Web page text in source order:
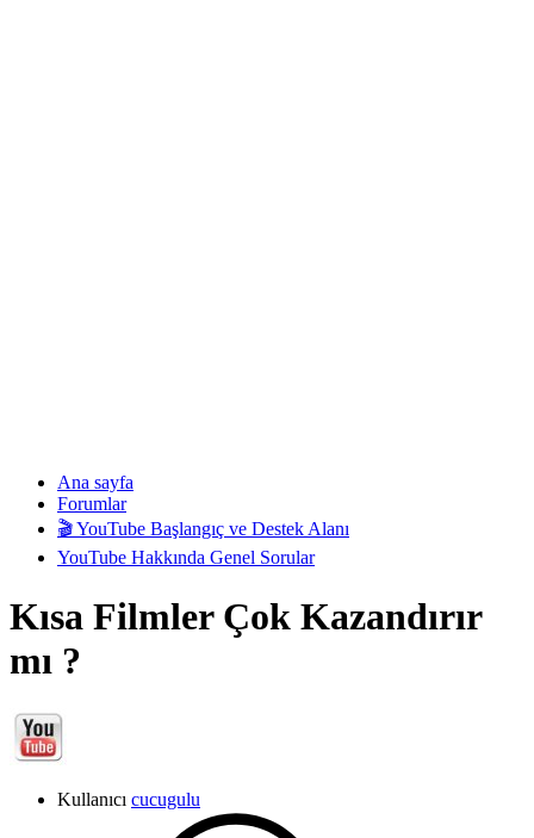
Ana sayfa
Forumlar
🎬 YouTube Başlangıç ve Destek Alanı
YouTube Hakkında Genel Sorular
Kısa Filmler Çok Kazandırır
mı ?
Kullanıcı cucugulu